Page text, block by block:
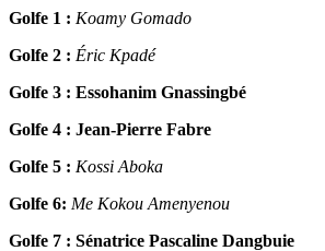
Golfe 1 : Koamy Gomado
Golfe 2 : Éric Kpadé
Golfe 3 : Essohanim Gnassingbé
Golfe 4 : Jean-Pierre Fabre
Golfe 5 : Kossi Aboka
Golfe 6: Me Kokou Amenyenou
Golfe 7 : Sénatrice Pascaline Dangbuie